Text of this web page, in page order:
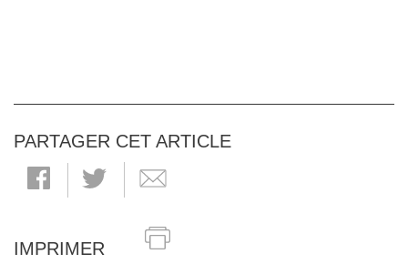
PARTAGER CET ARTICLE
IMPRIMER